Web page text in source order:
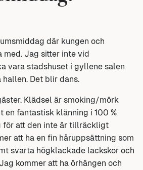
där kungen och
med. Jag sitter inte vid
vara stadshuset i gyllene salen
Det blir dans.
Klädsel är smoking/mörk
en fantastisk klänning i 100 %
för att den inte är tillräckligt
att ha en fin håruppsättning som
svarta högklackade lackskor och
kommer att ha örhängen och